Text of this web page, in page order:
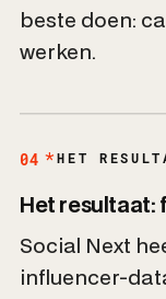
beste doen:
werken.
04 HET
Het resultaat:
Social Next
influencer-